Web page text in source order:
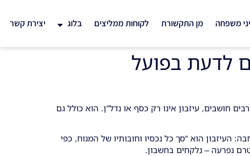
משפחה מן התקשורת לקוחות ממליצים בלוג יצירת קשר
לדעת בפועל
חושבים, עיזבון אינו רק כסף או נדל"ן. הוא כולל גם
העיזבון הוא “סך כל נכסיו וחובותיו של המנוח, כפי
נפרעה – נלקחים בחשבון.